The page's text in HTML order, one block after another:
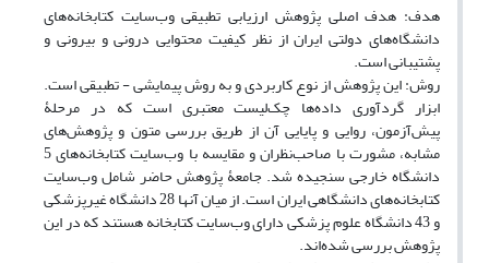
هدف: هدف اصلی پژوهش ارزیابی تطبیقی وب‌سایت کتابخانه‌های
دانشگاه‌های دولتی ایران از نظر کیفیت محتوایی درونی و بیرونی و
پشتیبانی است.
روش: این پژوهش از نوع کاربردی و به روش پیمایشی - تطبیقی است.
ابزار گردآوری داده‌ها چک‌لیست معتبری است که در مرحلۀ
پیش‌آزمون، روایی و پایایی آن از طریق بررسی متون و پژوهش‌های
مشابه، مشورت با صاحب‌نظران و مقایسه با وب‌سایت کتابخانه‌های 5
دانشگاه خارجی سنجیده شد. جامعۀ پژوهش حاضر شامل وب‌سایت
کتابخانه‌های دانشگاهی ایران است. از میان آنها 28 دانشگاه غیرپزشکی
و 43 دانشگاه علوم پزشکی دارای وب‌سایت کتابخانه هستند که در این
پژوهش بررسی شده‌اند.